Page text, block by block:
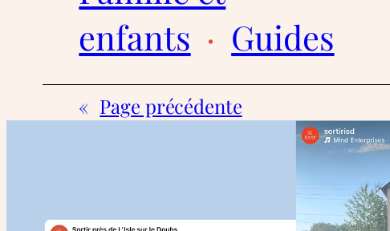
enfants
  ·
Guides
« Page précédente